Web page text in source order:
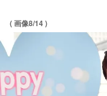
( 画像8/14 )